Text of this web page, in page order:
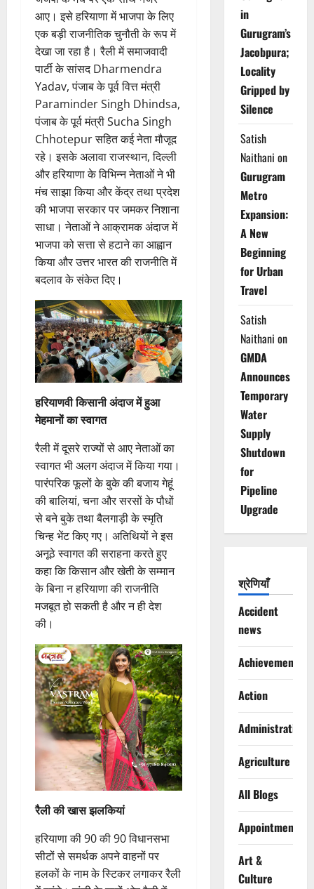
आए। इसे हरियाणा में भाजपा के लिए
एक बड़ी राजनीतिक चुनौती के रूप में
देखा जा रहा है। रैली में समाजवादी
पार्टी के सांसद Dharmendra
Yadav, पंजाब के पूर्व वित्त मंत्री
Paraminder Singh Dhindsa,
पंजाब के पूर्व मंत्री Sucha Singh
Chhotepur सहित कई नेता मौजूद
रहे। इसके अलावा राजस्थान, दिल्ली
और हरियाणा के विभिन्न नेताओं ने भी
मंच साझा किया और केंद्र तथा प्रदेश
की भाजपा सरकार पर जमकर निशाना
साधा। नेताओं ने आक्रामक अंदाज में
भाजपा को सत्ता से हटाने का आह्वान
किया और उत्तर भारत की राजनीति में
बदलाव के संकेत दिए।
हरियाणवी किसानी अंदाज में हुआ
मेहमानों का स्वागत
रैली में दूसरे राज्यों से आए नेताओं का
स्वागत भी अलग अंदाज में किया गया।
पारंपरिक फूलों के बुके की बजाय गेहूं
की बालियां, चना और सरसों के पौधों
से बने बुके तथा बैलगाड़ी के स्मृति
चिन्ह भेंट किए गए। अतिथियों ने इस
अनूठे स्वागत की सराहना करते हुए
कहा कि किसान और खेती के सम्मान
के बिना न हरियाणा की राजनीति
मजबूत हो सकती है और न ही देश
की।
रैली की खास झलकियां
हरियाणा की 90 की 90 विधानसभा
सीटों से समर्थक अपने वाहनों पर
हलकों के नाम के स्टिकर लगाकर रैली
in
Gurugram’s
Jacobpura;
Locality
Gripped by
Silence
Satish
Naithani on
Gurugram
Metro
Expansion:
A New
Beginning
for Urban
Travel
Satish
Naithani on
GMDA
Announces
Temporary
Water
Supply
Shutdown
for
Pipeline
Upgrade
श्रेणियाँ
Accident
news
Achievements
Action
Administration
Agriculture
All Blogs
Appointments
Art &
Culture